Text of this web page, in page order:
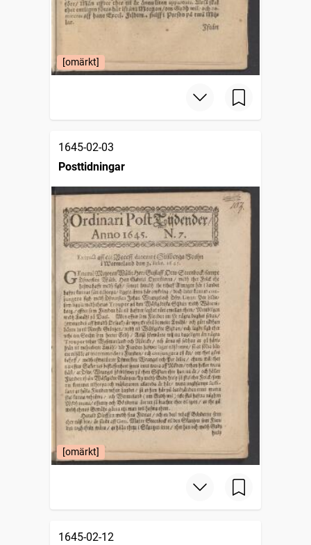
[omärkt]
1645-02-03
Posttidningar
[omärkt]
1645-02-12